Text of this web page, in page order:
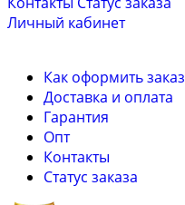
Личный кабинет
Как оформить заказ
Доставка и оплата
Гарантия
Опт
Контакты
Cтатус заказа